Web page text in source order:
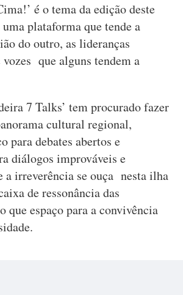
é o tema da edição deste
plataforma que tende a
do outro, as lideranças
vozes que alguns tendem a
7 Talks’ tem procurado fazer
cultural regional,
para debates abertos e
diálogos improváveis e
a irreverência se ouça nesta ilha
de ressonância das
que espaço para a convivência